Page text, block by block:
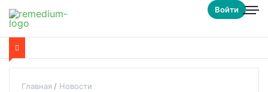
Войти
Главная Новости